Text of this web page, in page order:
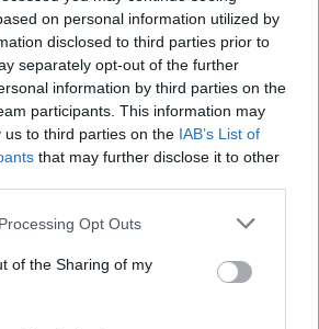
on personal information utilized by
disclosed to third parties prior to
separately opt-out of the further
information by third parties on the
participants. This information may
us to third parties on the IAB’s List of
that may further disclose it to other
Opt Outs
of the Sharing of my
και αυξάνετε το
αναθεωρήσεις, θα τελειώσουν
ποσού περίπου 12.000.000
το 2021 και είναι άγνωστο αν
έργα για την προστασία της
των Δημοτών μας, όπως
– αντισεισμικά.